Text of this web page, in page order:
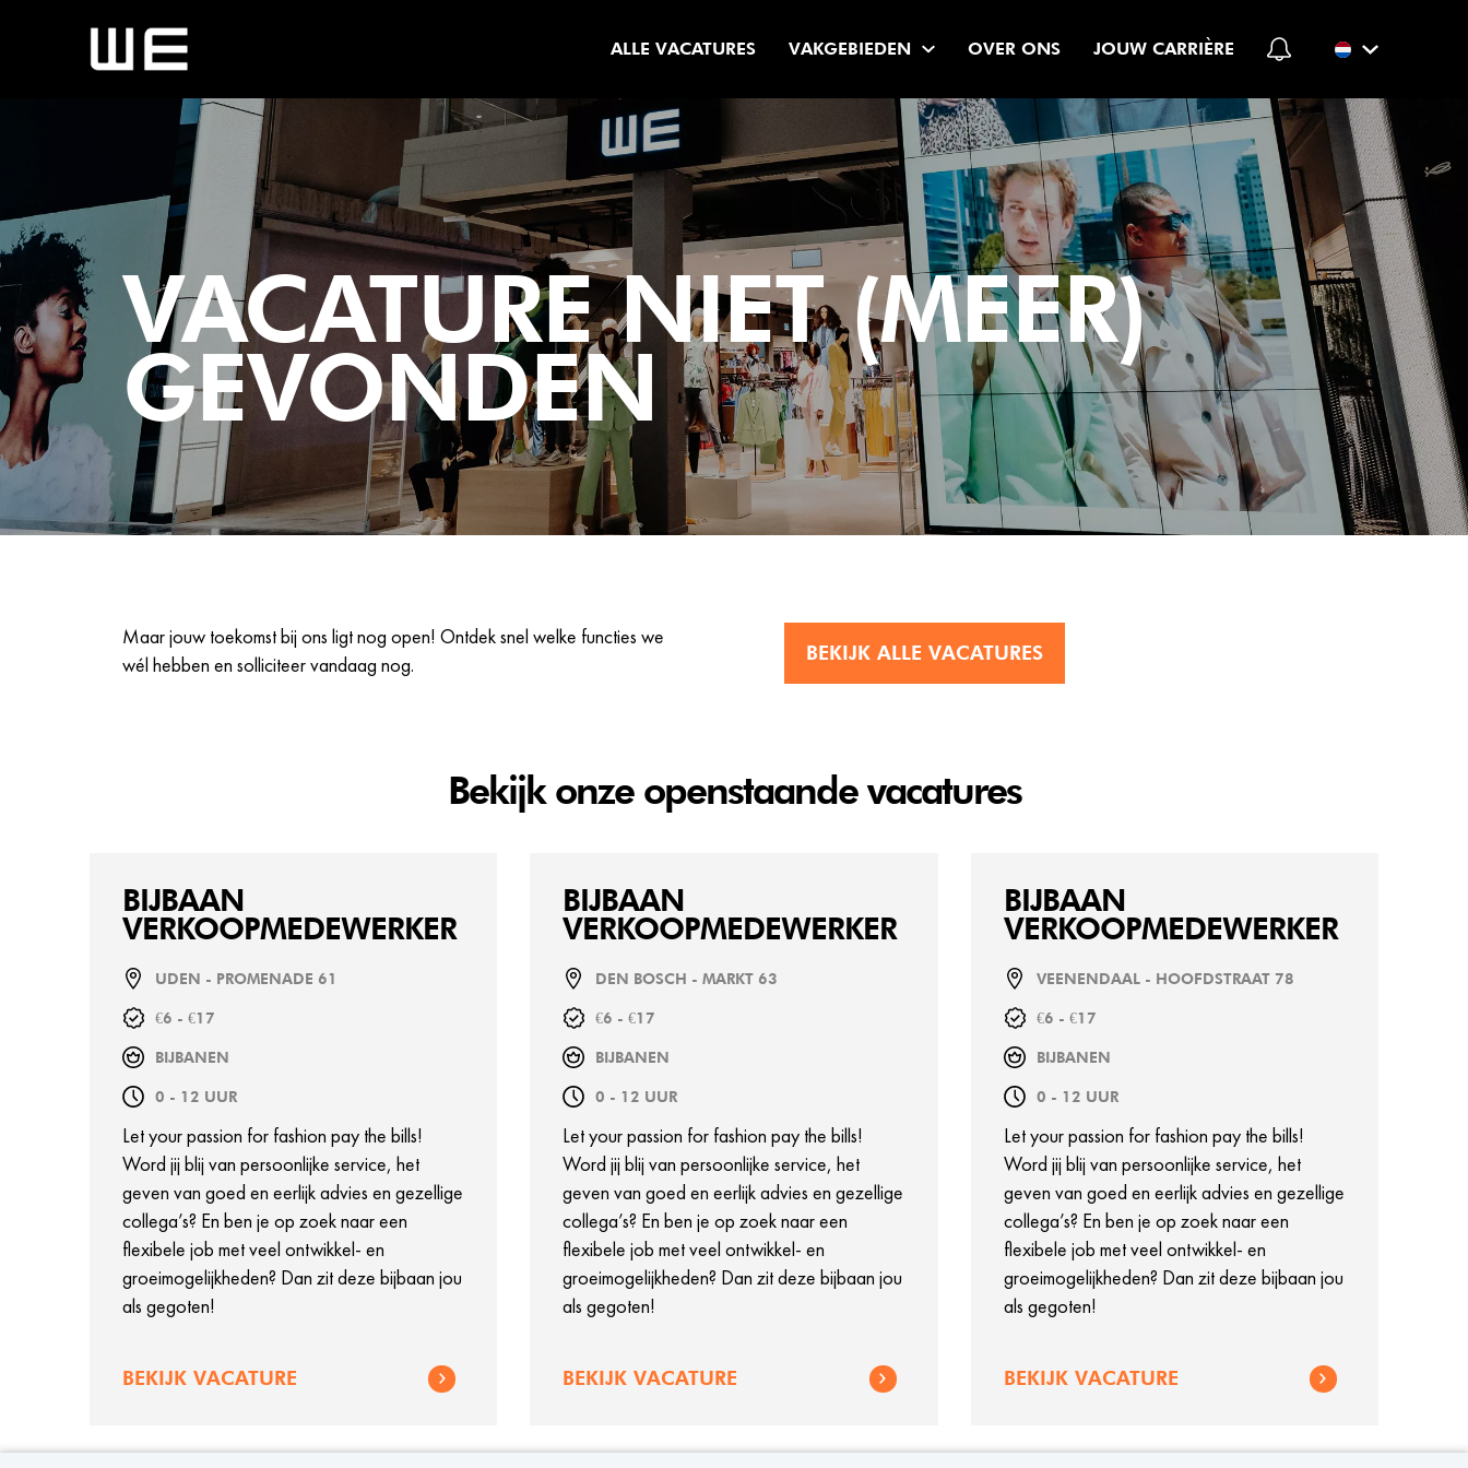
ALLE VACATURES VAKGEBIEDEN OVER ONS JOUW CARRIÈRE
VACATURE NIET (MEER)
GEVONDEN
Maar jouw toekomst bij ons ligt nog open! Ontdek snel welke functies we
wél hebben en solliciteer vandaag nog.
BEKIJK ALLE VACATURES
Bekijk onze openstaande vacatures
BIJBAAN
VERKOOPMEDEWERKER
UDEN - PROMENADE 61
€6 - €17
BIJBANEN
0 - 12 UUR
Let your passion for fashion pay the bills!
Word jij blij van persoonlijke service, het
geven van goed en eerlijk advies en gezellige
collega’s? En ben je op zoek naar een
flexibele job met veel ontwikkel- en
groeimogelijkheden? Dan zit deze bijbaan jou
als gegoten!
BEKIJK VACATURE
BIJBAAN
VERKOOPMEDEWERKER
DEN BOSCH - MARKT 63
€6 - €17
BIJBANEN
0 - 12 UUR
Let your passion for fashion pay the bills!
Word jij blij van persoonlijke service, het
geven van goed en eerlijk advies en gezellige
collega’s? En ben je op zoek naar een
flexibele job met veel ontwikkel- en
groeimogelijkheden? Dan zit deze bijbaan jou
als gegoten!
BEKIJK VACATURE
BIJBAAN
VERKOOPMEDEWERKER
VEENENDAAL - HOOFDSTRAAT 78
€6 - €17
BIJBANEN
0 - 12 UUR
Let your passion for fashion pay the bills!
Word jij blij van persoonlijke service, het
geven van goed en eerlijk advies en gezellige
collega’s? En ben je op zoek naar een
flexibele job met veel ontwikkel- en
groeimogelijkheden? Dan zit deze bijbaan jou
als gegoten!
BEKIJK VACATURE